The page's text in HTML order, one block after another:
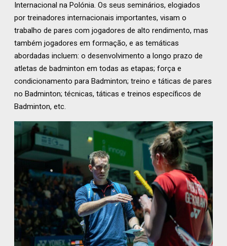
Internacional na Polónia. Os seus seminários, elogiados
por treinadores internacionais importantes, visam o
trabalho de pares com jogadores de alto rendimento, mas
também jogadores em formação, e as temáticas
abordadas incluem: o desenvolvimento a longo prazo de
atletas de badminton em todas as etapas; força e
condicionamento para Badminton; treino e táticas de pares
no Badminton; técnicas, táticas e treinos específicos de
Badminton, etc.